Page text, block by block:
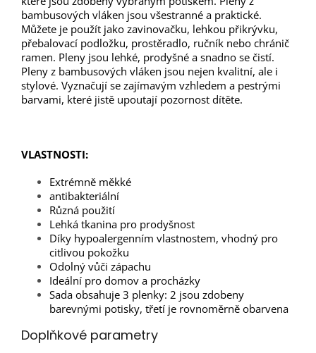
bambusových vláken jsou všestranné a praktické.
Můžete je použít jako zavinovačku, lehkou přikrývku,
přebalovací podložku, prostěradlo, ručník nebo chránič
ramen. Pleny jsou lehké, prodyšné a snadno se čistí.
Pleny z bambusových vláken jsou nejen kvalitní, ale i
stylové. Vyznačují se zajímavým vzhledem a pestrými
barvami, které jistě upoutají pozornost dítěte.
VLASTNOSTI:
Extrémně měkké
antibakteriální
Různá použití
Lehká tkanina pro prodyšnost
Díky hypoalergenním vlastnostem, vhodný pro
citlivou pokožku
Odolný vůči zápachu
Ideální pro domov a procházky
Sada obsahuje 3 plenky: 2 jsou zdobeny
barevnými potisky, třetí je rovnoměrně obarvena
Doplňkové parametry